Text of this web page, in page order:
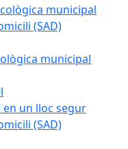
municipal
(SAD)
municipal
un lloc segur
(SAD)